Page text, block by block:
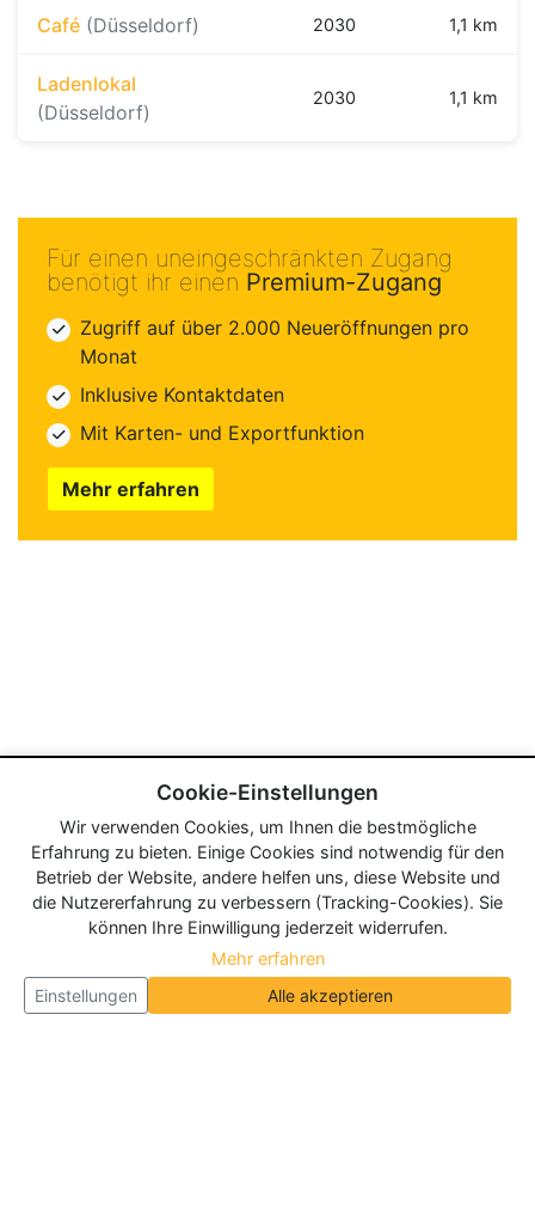
Café (Düsseldorf) 2030 1,1 km
Ladenlokal
(Düsseldorf)
2030 1,1 km
Für einen uneingeschränkten Zugang
benötigt ihr einen Premium-Zugang
Zugriff auf über 2.000 Neueröffnungen pro
Monat
Inklusive Kontaktdaten
Mit Karten- und Exportfunktion
Mehr erfahren
Cookie-Einstellungen
Wir verwenden Cookies, um Ihnen die bestmögliche
Erfahrung zu bieten. Einige Cookies sind notwendig für den
Betrieb der Website, andere helfen uns, diese Website und
die Nutzererfahrung zu verbessern (Tracking-Cookies). Sie
können Ihre Einwilligung jederzeit widerrufen.
Mehr erfahren
Einstellungen
Alle akzeptieren